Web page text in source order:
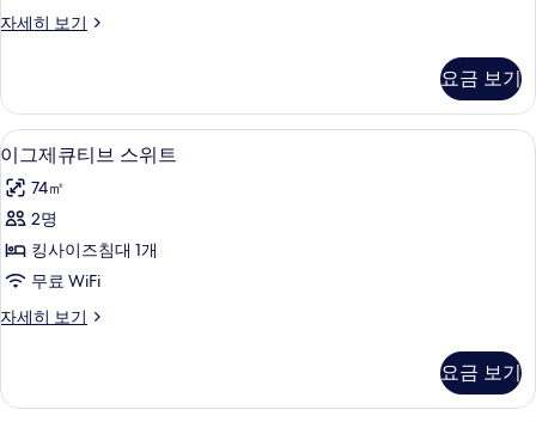
사
두
보
기
개
보
기
트
진
모
두
보
기
자세히 보기
비
스
위
트
자
세
히
기
요금 보기
이
그
제
큐
티
브
스
트
이그제큐티브 스위트 | 미니바, 객실
7
이그제큐티브 스위트
74㎡
2명
킹사이즈침대 1개
무료 WiFi
자세히 보기
이
티
요금 보기